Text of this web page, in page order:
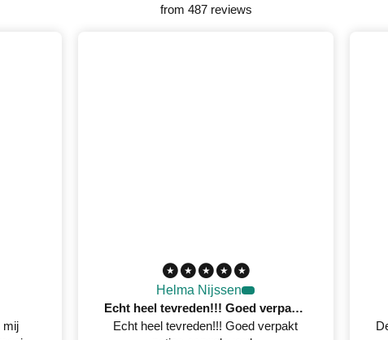
from 487 reviews
mij
Helma Nijssen
Echt heel tevreden!!! Goed verpakt netjes aangeleverd
Echt heel tevreden!!! Goed verpakt